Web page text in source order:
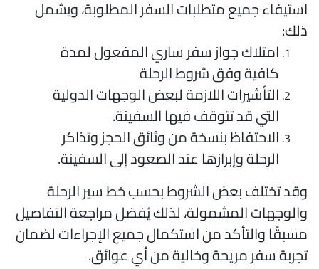
جميع متطلبات السفر المطلوبة، ويشمل
امتلاك جواز سفر ساري المفعول لمدة
كافية وفق شروط الرحلة
التأشيرات اللازمة لبعض الوجهات الدولية
التي قد تتوقف فيها السفينة.
الاحتفاظ بنسخة من وثائق الحجز وتذاكر
الرحلة وإبرازها عند الصعود إلى السفينة.
تختلف بعض الشروط بحسب خط سير الرحلة
المشمولة، لذلك يُفضل مراجعة التفاصيل
والتأكد من استكمال جميع الإجراءات لضمان
سفر مريحة وخالية من أي عوائق.